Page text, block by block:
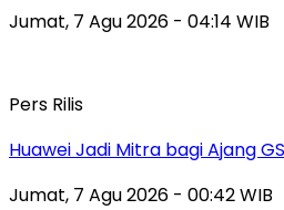
Jumat, 7 Agu 2026 - 04:14 WIB
Pers Rilis
Huawei Jadi Mitra bagi Ajang
Jumat, 7 Agu 2026 - 00:42 WIB